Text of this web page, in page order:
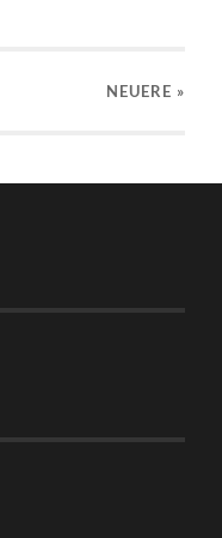
NEUERE »